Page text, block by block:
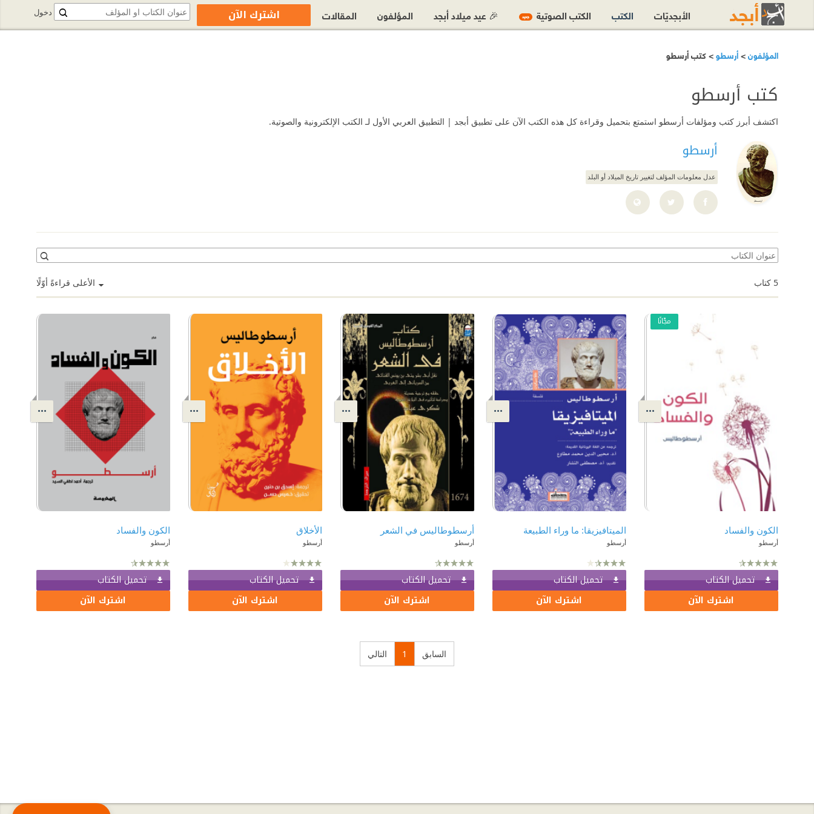
المؤلفون>أرسطو> كتب أرسطو
كتب أرسطو
اكتشف أبرز كتب ومؤلفات أرسطو استمتع بتحميل وقراءة كل هذه الكتب الآن على تطبيق أبجد | التطبيق العربي الأول لـ الكتب الإلكترونية والصوتية.
أرسطو
عدل معلومات المؤلف لتغيير تاريخ الميلاد أو البلد
الأعلى قراءةً أوّلًا 5 كتاب
الكون والفساد
أرسطو
تحميل الكتاب
مجّانًا
اشترك الآن
الميتافيزيقا: ما وراء الطبيعة
أرسطو
تحميل الكتاب
اشترك الآن
أرسطوطاليس في الشعر
أرسطو
تحميل الكتاب
اشترك الآن
الأخلاق
أرسطو
تحميل الكتاب
اشترك الآن
الكون والفساد
أرسطو
تحميل الكتاب
اشترك الآن
السابق 1 التالي
دخول الأبجديّات الكتب الكتب الصوتية جديد 🎉 عيد ميلاد أبجد المؤلفون المقالات اشترك الآن